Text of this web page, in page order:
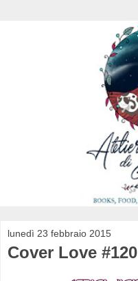
lunedì 23 febbraio 2015
Cover Love #120